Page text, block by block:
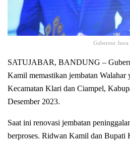
Gubernur
SATUJABAR, BANDUNG –
Kamil memastikan jembatan Walahar
Kecamatan Klari dan Ciampel,
Desember 2023.
Saat ini renovasi jembatan
berproses. Ridwan Kamil dan Bupati